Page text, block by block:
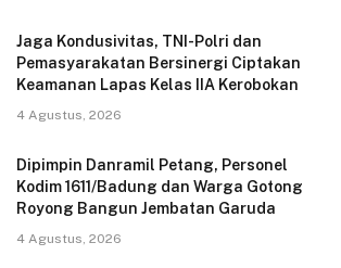
Jaga Kondusivitas, TNI-Polri dan
Pemasyarakatan Bersinergi Ciptakan
Keamanan Lapas Kelas IIA Kerobokan
4 Agustus, 2026
Dipimpin Danramil Petang, Personel
Kodim 1611/Badung dan Warga Gotong
Royong Bangun Jembatan Garuda
4 Agustus, 2026